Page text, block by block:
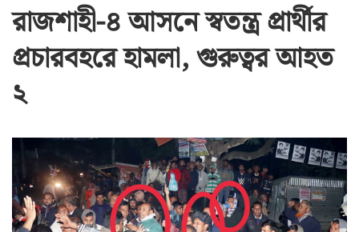
রাজশাহী-৪ আসনে স্বতন্ত্র প্রার্থীর
প্রচারবহরে হামলা, গুরুত্বর আহত
২